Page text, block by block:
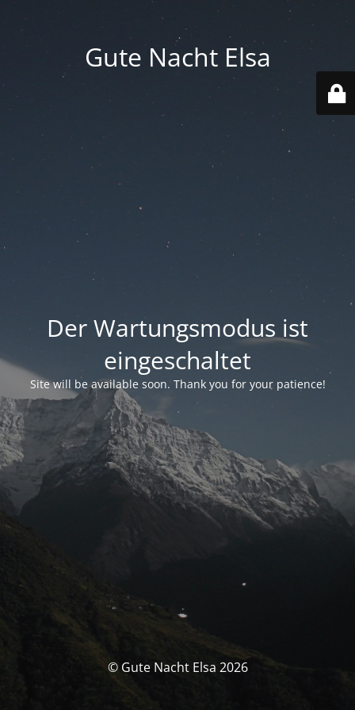
Gute Nacht Elsa
Der Wartungsmodus ist
eingeschaltet
Site will be available soon. Thank you for your patience!
© Gute Nacht Elsa 2026